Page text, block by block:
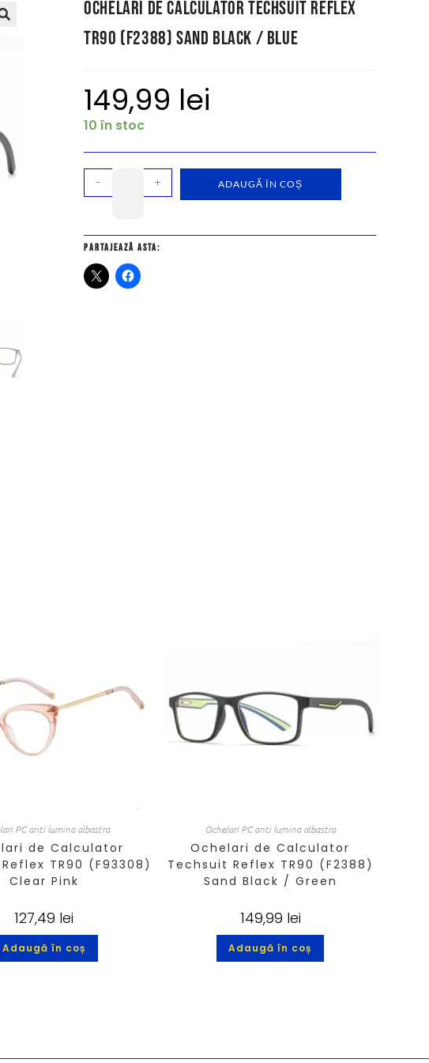
Ochelari de Calculator Techsuit Reflex
TR90 (F2388) Sand Black / Blue
149,99 lei
10 în stoc
- + ADAUGĂ ÎN COȘ
Partajează asta:
PC anti lumina albastra
de Calculator
TR90 (F93308)
Clear Pink
127,49 lei
Adaugă în coș
Ochelari PC anti lumina albastra
Ochelari de Calculator
Techsuit Reflex TR90 (F2388)
Sand Black / Green
149,99 lei
Adaugă în coș